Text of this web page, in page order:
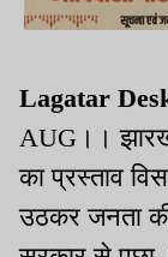
Lagatar
AUG।।
का प्रस्ताव
उठकर जनता